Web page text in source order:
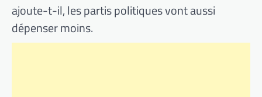
ajoute-t-il, les partis politiques vont aussi
dépenser moins.